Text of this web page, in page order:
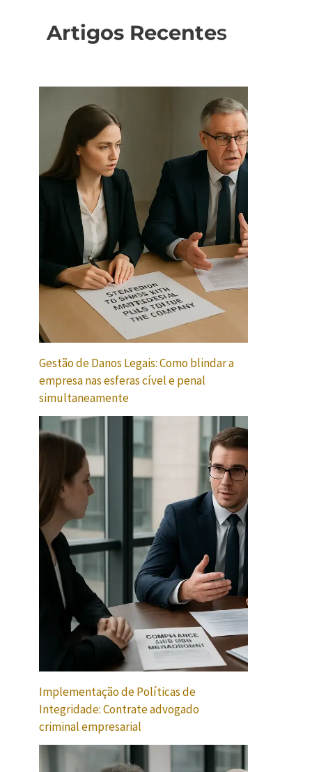
Artigos Recentes
Gestão de Danos Legais: Como blindar a
empresa nas esferas cível e penal
simultaneamente
Implementação de Políticas de
Integridade: Contrate advogado
criminal empresarial